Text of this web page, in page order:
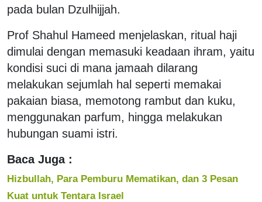
pada bulan Dzulhijjah.
Prof Shahul Hameed menjelaskan, ritual haji
dimulai dengan memasuki keadaan ihram, yaitu
kondisi suci di mana jamaah dilarang
melakukan sejumlah hal seperti memakai
pakaian biasa, memotong rambut dan kuku,
menggunakan parfum, hingga melakukan
hubungan suami istri.
Baca Juga :
Hizbullah, Para Pemburu Mematikan, dan 3 Pesan
Kuat untuk Tentara Israel